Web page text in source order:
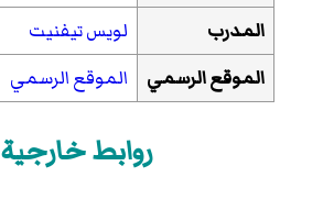
المدرب
لويس تيفنيت
الموقع الرسمي
الموقع الرسمي
روابط خارجية